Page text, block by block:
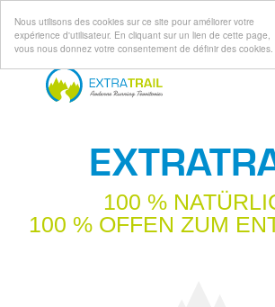
Nous utilisons des cookies sur ce site pour améliorer votre
expérience d'utilisateur. En cliquant sur un lien de cette page,
vous nous donnez votre consentement de définir des cookies.
Direkt
100 %
100 % OFFEN ZUM